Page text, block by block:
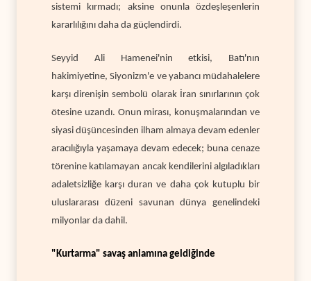
sistemi kırmadı; aksine onunla özdeşleşenlerin
kararlılığını daha da güçlendirdi.
Seyyid Ali Hamenei'nin etkisi, Batı'nın
hakimiyetine, Siyonizm'e ve yabancı müdahalelere
karşı direnişin sembolü olarak İran sınırlarının çok
ötesine uzandı. Onun mirası, konuşmalarından ve
siyasi düşüncesinden ilham almaya devam edenler
aracılığıyla yaşamaya devam edecek; buna cenaze
törenine katılamayan ancak kendilerini algıladıkları
adaletsizliğe karşı duran ve daha çok kutuplu bir
uluslararası düzeni savunan dünya genelindeki
milyonlar da dahil.
"Kurtarma" savaş anlamına geldiğinde